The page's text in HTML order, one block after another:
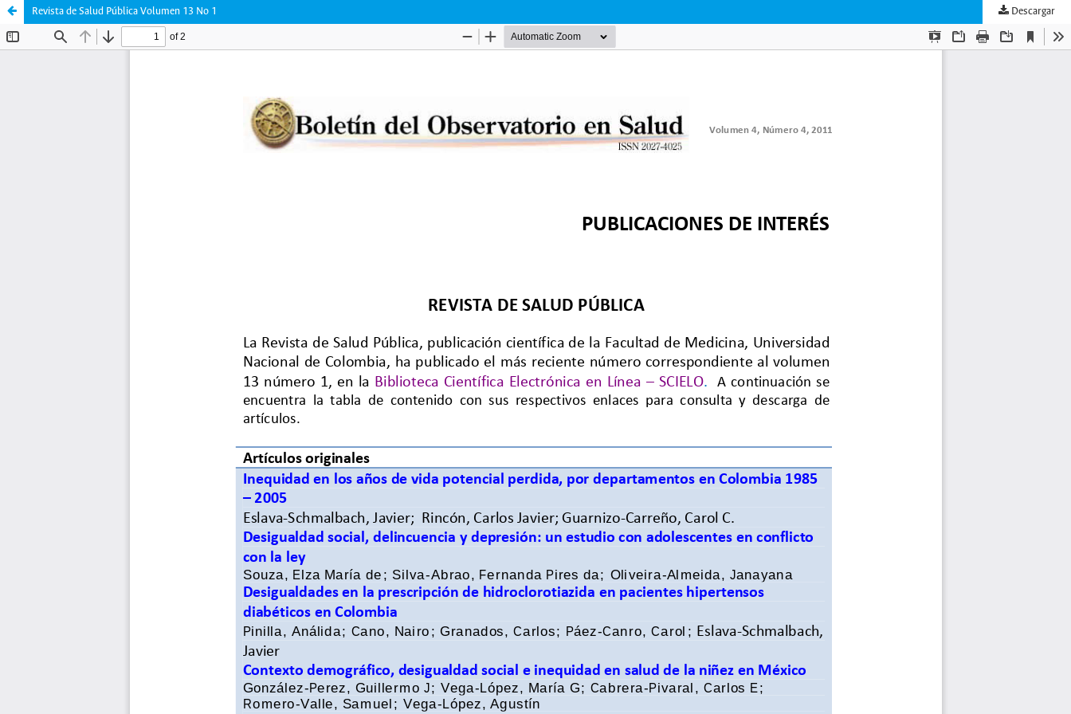
Revista de Salud Pública Volumen 13 No 1 Descargar